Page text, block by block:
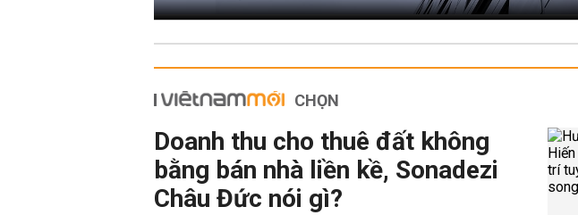
CHỌN
Doanh thu cho thuê đất không
bằng bán nhà liền kề, Sonadezi
Châu Đức nói gì?